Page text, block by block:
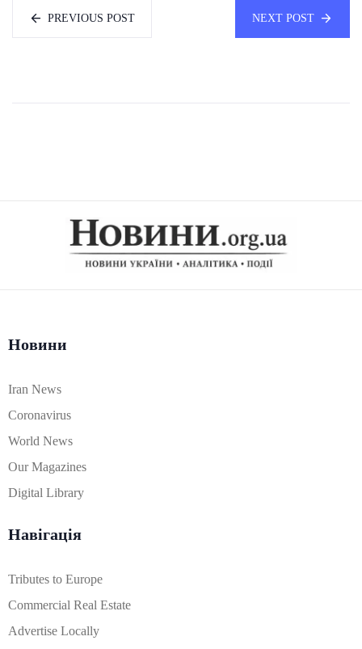
PREVIOUS POST NEXT POST
Новини
Iran News
Coronavirus
World News
Our Magazines
Digital Library
Навігація
Tributes to Europe
Commercial Real Estate
Advertise Locally